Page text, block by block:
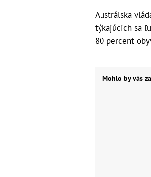
Austrálska
týkajúcich sa
80 percent
Mohlo by vás